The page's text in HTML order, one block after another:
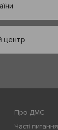
центр
Про ДМС
Часті питання